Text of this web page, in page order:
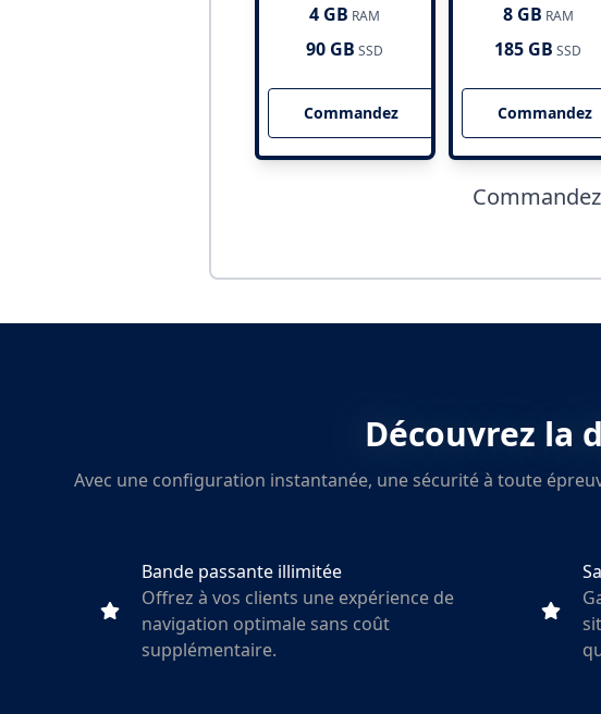
4 GB RAM
90 GB SSD
Commandez
8 GB RAM
185 GB SSD
Commandez
Découvrez la
Avec une configuration instantanée, une sécurité à toute
Bande passante illimitée
Offrez à vos clients une expérience de
navigation optimale sans coût
supplémentaire.